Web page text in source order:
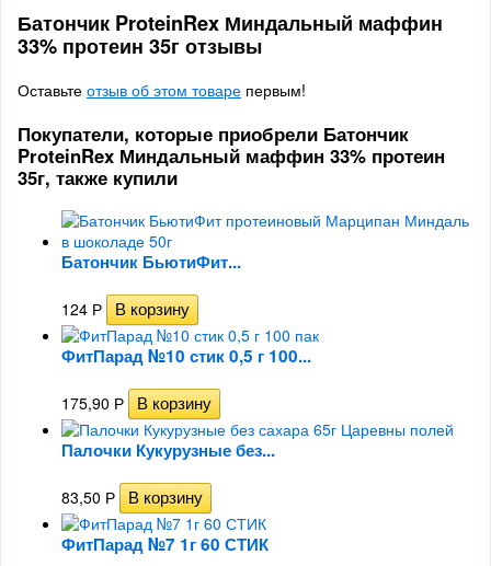
Батончик ProteinRex Миндальный маффин
33% протеин 35г отзывы
Оставьте отзыв об этом товаре первым!
Покупатели, которые приобрели Батончик
ProteinRex Миндальный маффин 33% протеин
35г, также купили
Батончик БьютиФит...
124 Р
ФитПарад №10 стик 0,5 г 100...
175,90 Р
Палочки Кукурузные без...
83,50 Р
ФитПарад №7 1г 60 СТИК